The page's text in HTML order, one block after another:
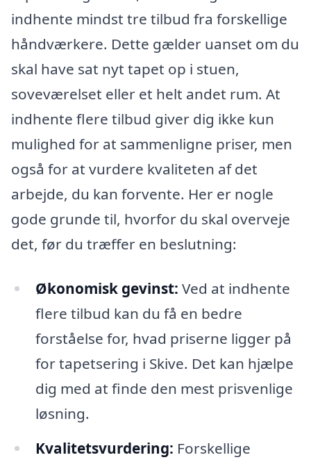
indhente mindst tre tilbud fra forskellige
håndværkere. Dette gælder uanset om du
skal have sat nyt tapet op i stuen,
soveværelset eller et helt andet rum. At
indhente flere tilbud giver dig ikke kun
mulighed for at sammenligne priser, men
også for at vurdere kvaliteten af det
arbejde, du kan forvente. Her er nogle
gode grunde til, hvorfor du skal overveje
det, før du træffer en beslutning:
Økonomisk gevinst: Ved at indhente
flere tilbud kan du få en bedre
forståelse for, hvad priserne ligger på
for tapetsering i Skive. Det kan hjælpe
dig med at finde den mest prisvenlige
løsning.
Kvalitetsvurdering: Forskellige